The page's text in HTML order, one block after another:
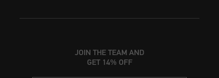
JOIN THE TEAM AND
GET 14% OFF